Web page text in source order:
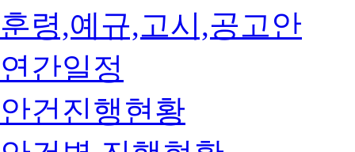
훈령,예규,고시,공고안
연간일정
안건진행현황